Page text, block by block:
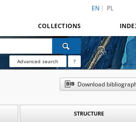
EN PL
COLLECTIONS
Advanced search ?
Download
STRUCTURE